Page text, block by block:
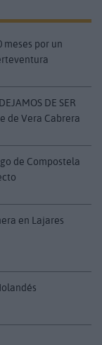
meses por un
DE SER
de Vera Cabrera
de Compostela
en Lajares